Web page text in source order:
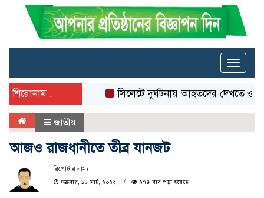
Toggle
শিরোনাম :
সিলেটে দুর্ঘটনায় আহতদের দেখতে ওসমানী
জাতীয়
আজও রাজধানীতে তীব্র যানজট
রিপোর্টার নামঃ
শুক্রবার, ১৮ মার্চ, ২০২২
২৭৪ বার পড়া হয়েছে